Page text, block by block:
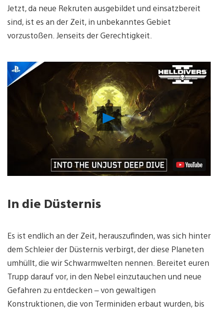
Jetzt, da neue Rekruten ausgebildet und einsatzbereit
sind, ist es an der Zeit, in unbekanntes Gebiet
vorzustoßen. Jenseits der Gerechtigkeit.
Video
abspielen
In die Düsternis
Es ist endlich an der Zeit, herauszufinden, was sich hinter
dem Schleier der Düsternis verbirgt, der diese Planeten
umhüllt, die wir Schwarmwelten nennen. Bereitet euren
Trupp darauf vor, in den Nebel einzutauchen und neue
Gefahren zu entdecken – von gewaltigen
Konstruktionen, die von Terminiden erbaut wurden, bis